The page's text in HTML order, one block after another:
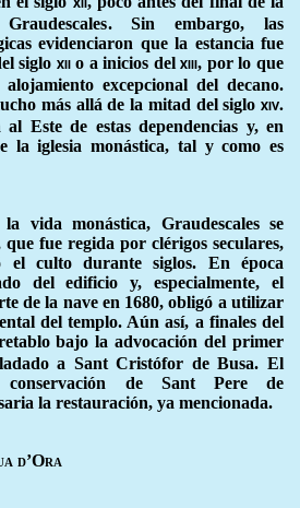
xii
Sin embargo, las
evidenciaron que la estancia fue
siglo xiio a inicios delxiii, por lo que
excepcional del decano.
más allá de la mitad del siglo xiv.
Este de estas dependencias y, en
la iglesia monástica, tal y como es
vida monástica, Graudescales se
fue regida por clérigos seculares,
culto durante siglos. En época
del edificio y, especialmente, el
de la nave en 1680, obligó a utilizar
del templo. Aún así, a finales del
bajo la advocación del primer
a Sant Cristófor de Busa. El
de Sant Pere de
la restauración, ya mencionada.
d’Ora